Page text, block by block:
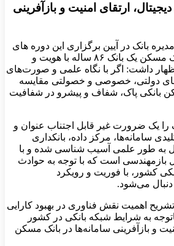
ارتقای امنیت و بازآفرینی
بانک در آیین برگزاری این دوره های
آموزشی با بیان اینکه بانک مسکن یک بانک ۸۶ ساله با هویت و
داشت: اگر با نگاه علمی و صورت‌های
دولتی، خصوصی و خصولتی مقایسه
بانکی پاک، شفاف و پیشرو در شفافیت
را یک ضرورت غیر قابل اجتناب عنوان و
سامانه‌ها، مرکز داده، بانکداری
به طور علمی آسیب شناسی شده و با
است که با توجه به حوادث
کشور، با فوریت و رویکرد
دنبال می‌شود.
اهمیت نقش فناوری در بهبود کارایی
به شرایط شبکه بانکی در کشور
و بازآفرینی سامانه‌ها در بانک مسکن